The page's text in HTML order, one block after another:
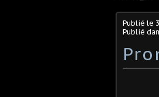
Publié le
Publié